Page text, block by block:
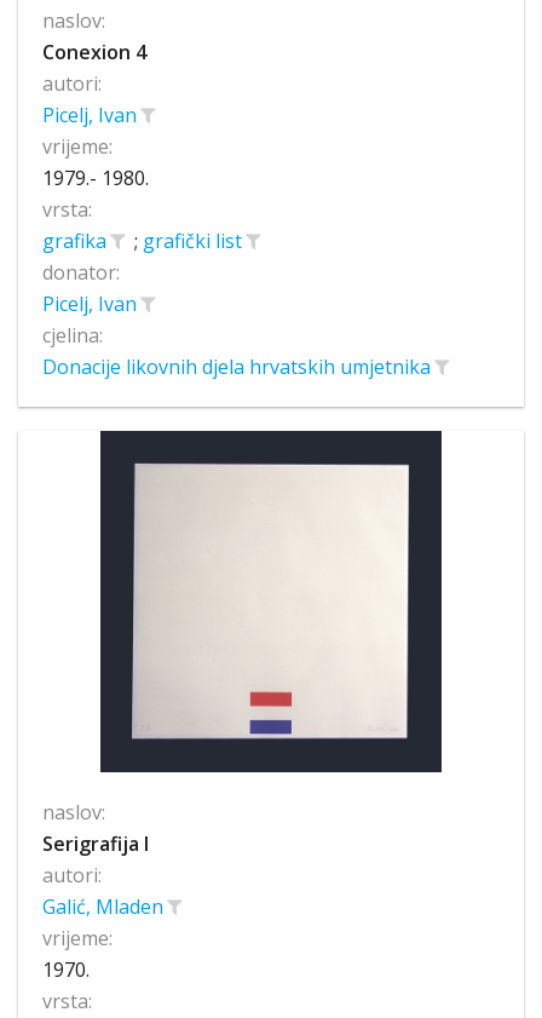
naslov:
Conexion 4
autori:
Picelj, Ivan
vrijeme:
1979.- 1980.
vrsta:
grafika
; grafički list
donator:
Picelj, Ivan
cjelina:
Donacije likovnih djela hrvatskih umjetnika
naslov:
Serigrafija I
autori:
Galić, Mladen
vrijeme:
1970.
vrsta: